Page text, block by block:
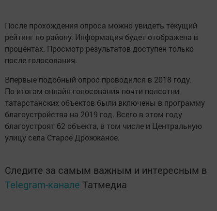
После прохождения опроса можно увидеть текущий
рейтинг по району. Информация будет отображена в
процентах. Просмотр результатов доступен только
после голосования.
Впервые подобный опрос проводился в 2018 году.
По итогам онлайн-голосования почти полсотни
татарстанских объектов были включены в программу
благоустройства на 2019 год. Всего в этом году
благоустроят 62 объекта, в том числе и Центральную
улицу села Старое Дрожжаное.
Следите за самым важным и интересным в
Telegram-канале Татмедиа